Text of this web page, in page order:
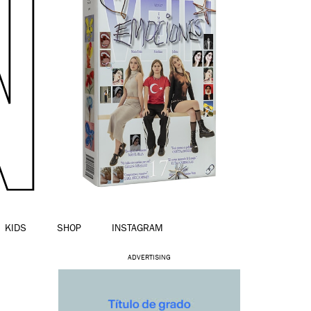
KIDS SHOP INSTAGRAM
ADVERTISING